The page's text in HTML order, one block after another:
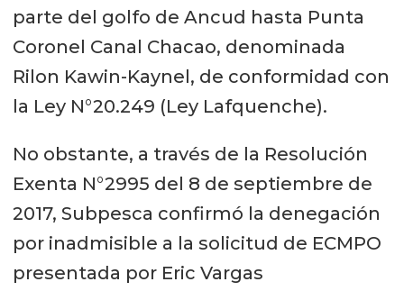
parte del golfo de Ancud hasta Punta
Coronel Canal Chacao, denominada
Rilon Kawin-Kaynel, de conformidad con
la Ley N°20.249 (Ley Lafquenche).
No obstante, a través de la Resolución
Exenta N°2995 del 8 de septiembre de
2017, Subpesca confirmó la denegación
por inadmisible a la solicitud de ECMPO
presentada por Eric Vargas